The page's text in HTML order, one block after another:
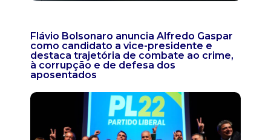
Flávio Bolsonaro anuncia Alfredo Gaspar
como candidato a vice-presidente e
destaca trajetória de combate ao crime,
à corrupção e de defesa dos
aposentados